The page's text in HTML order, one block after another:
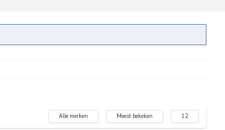
Alle merken Meest bekeken 12